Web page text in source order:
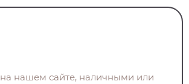
нашем сайте, наличными или